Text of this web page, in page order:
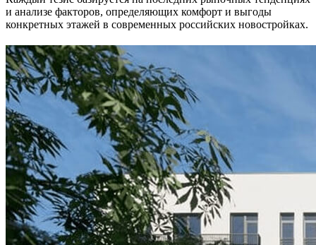
и анализе факторов, определяющих комфорт и выгоды
конкретных этажей в современных российских новостройках.